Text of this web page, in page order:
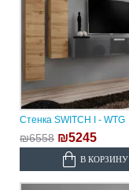
Стенка SWITCH I - WTG
₪6558 ₪5245
В КОРЗИНУ